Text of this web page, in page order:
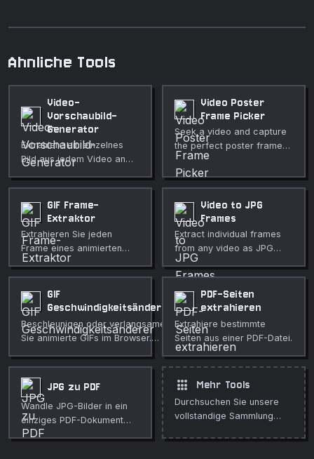
Ahnliche Tools
Video-
Vorschaubild-
Generator
Extrahiere ein einzelnes
Bild aus jedem Video an
Zeitpunkt und speichere es
als PNG-Vorschaubild.
Video Poster
Frame Picker
Seek a video and capture
the perfect poster frame
as PNG or JPG. Fully
private, runs in your
browser.
GIF Frame-
Extraktor
Extrahieren Sie jeden
Frame eines animierten
GIFs als PNG-Bild im
Browser. Pro-Frame-
Download, vollständig
privat.
Video to JPG
Frames
Extract individual frames
from any video as JPG
images. Choose frame
interval, fully private.
GIF
Geschwindigkeitsänderer
Beschleunigen oder verlangsamen
Sie animierte GIFs im Browser.
Frames.
PDF-Seiten
extrahieren
Extrahiere bestimmte
Seiten aus einer PDF-Datei.
JPG zu PDF
Wandle JPG-Bilder in ein
einziges PDF-Dokument
um.
apps Mehr Tools
Durchsuchen Sie unsere
vollstandige Sammlung